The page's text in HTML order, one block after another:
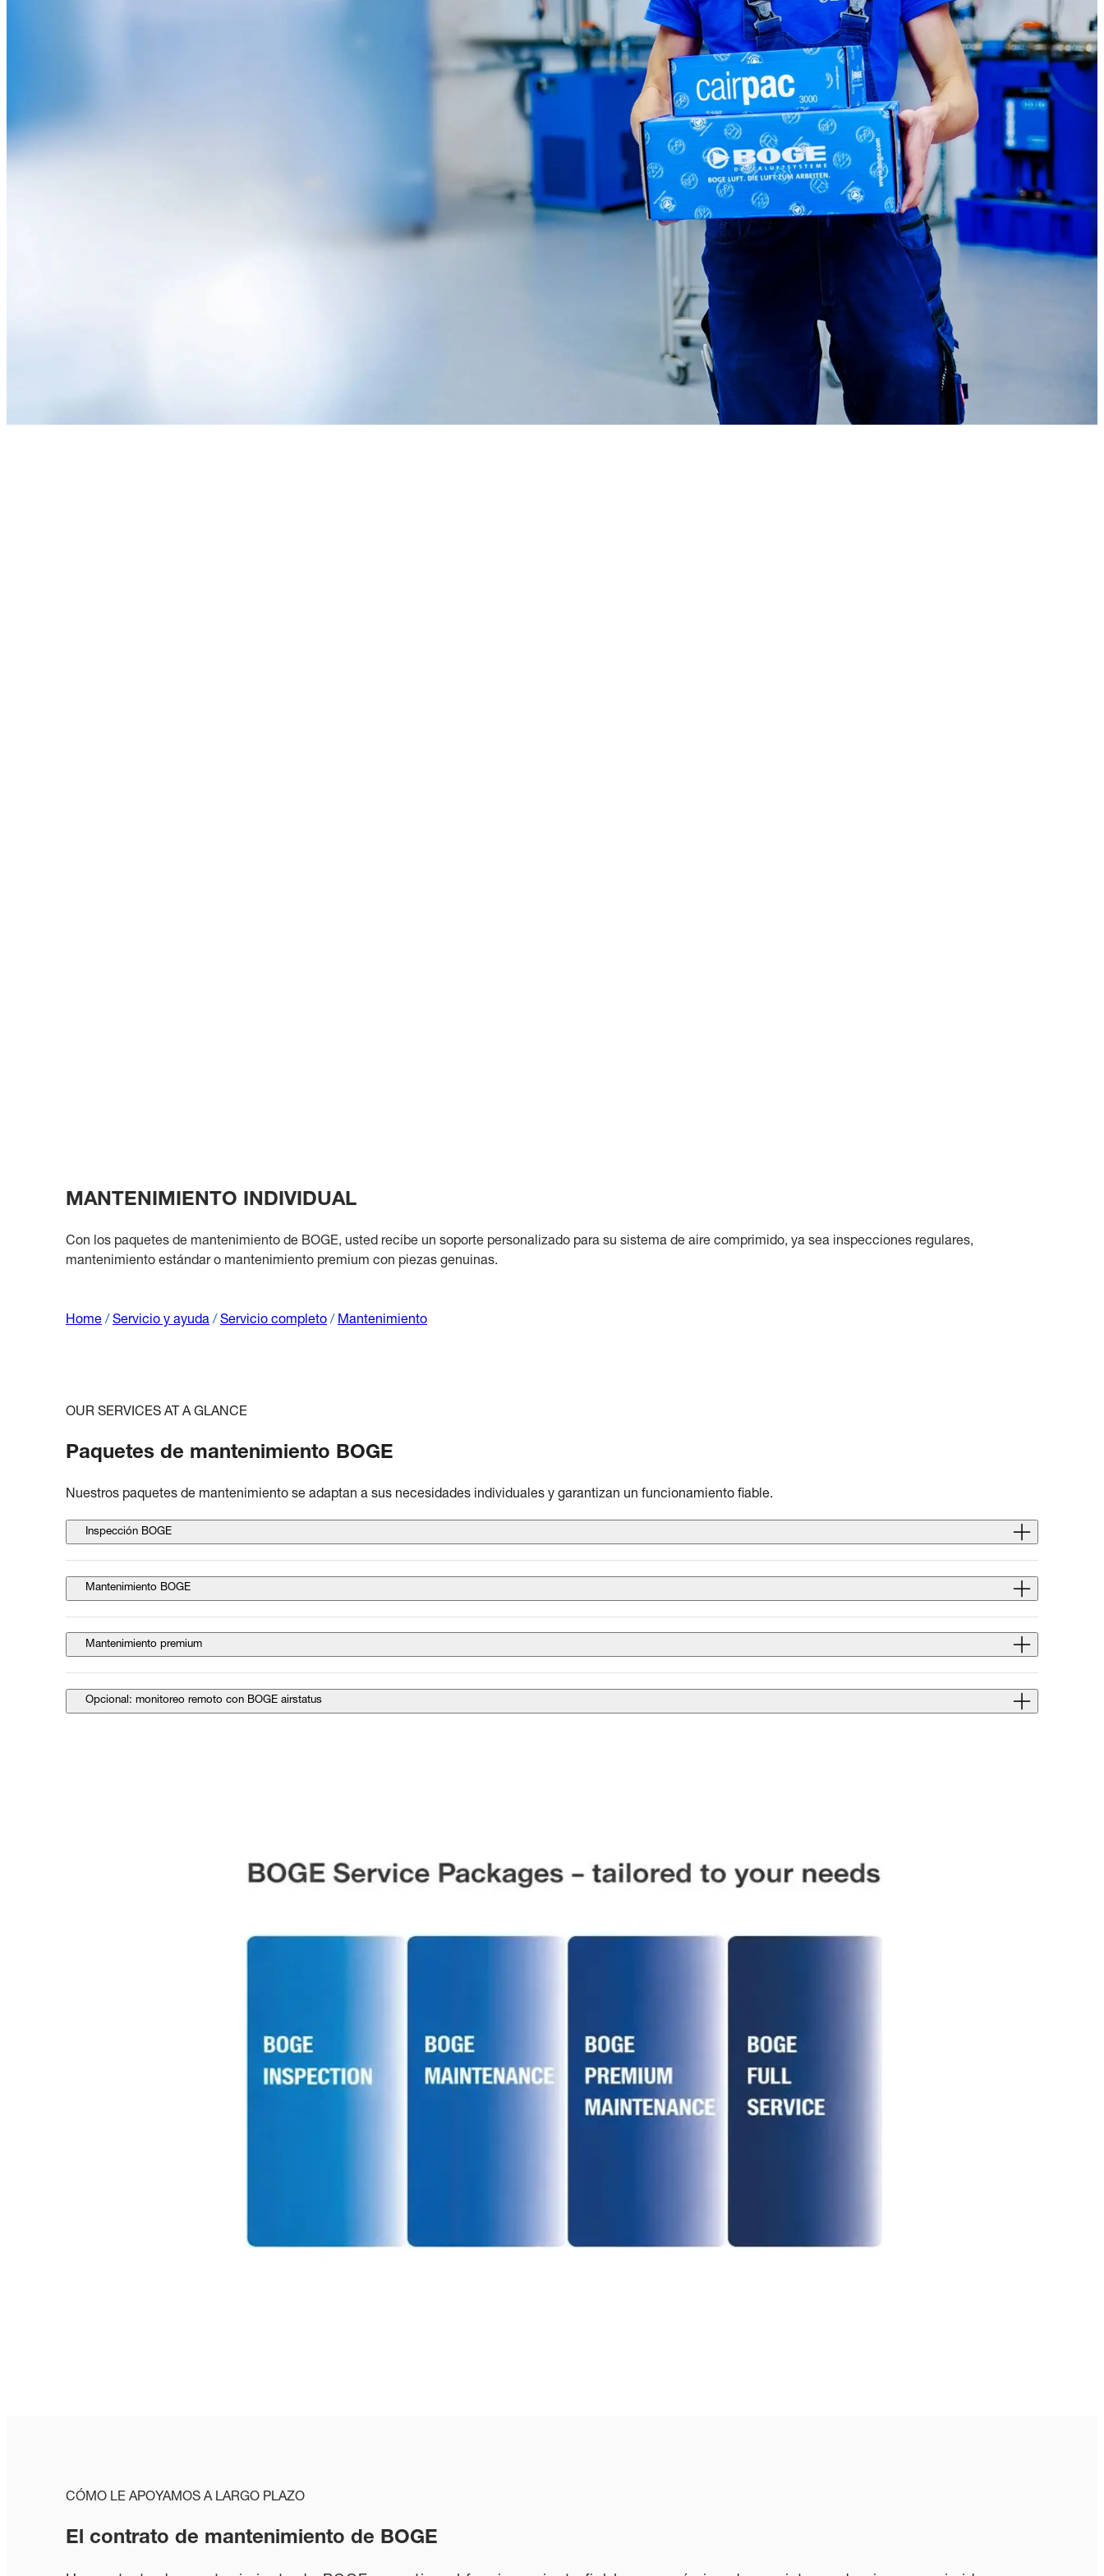
MANTENIMIENTO INDIVIDUAL
Con los paquetes de mantenimiento de BOGE, usted recibe un soporte personalizado para su sistema de aire comprimido, ya sea inspecciones regulares,
mantenimiento estándar o mantenimiento premium con piezas genuinas.
Home / Servicio y ayuda / Servicio completo / Mantenimiento
OUR SERVICES AT A GLANCE
Paquetes de mantenimiento BOGE
Nuestros paquetes de mantenimiento se adaptan a sus necesidades individuales y garantizan un funcionamiento fiable.
Inspección BOGE
Mantenimiento BOGE
Mantenimiento premium
Opcional: monitoreo remoto con BOGE airstatus
CÓMO LE APOYAMOS A LARGO PLAZO
El contrato de mantenimiento de BOGE